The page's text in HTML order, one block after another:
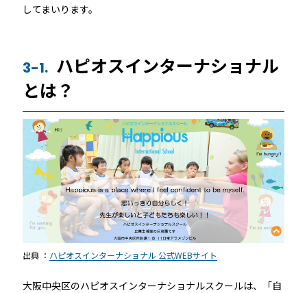
してまいります。
3-1. ハピオスインターナショナル
とは？
出典 ： ハピオスインターナショナル 公式WEBサイト
大阪中央区のハピオスインターナショナルスクールは、「自